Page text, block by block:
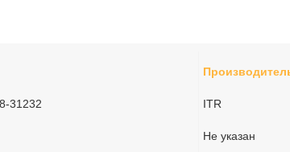
31232 ITR
Не указан